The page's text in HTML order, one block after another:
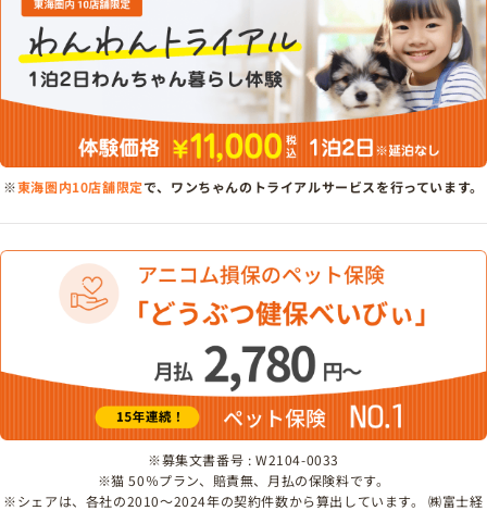
※東海圏内10店舗限定で、ワンちゃんのトライアルサービスを行っています。
※募集文書番号 : W2104-0033
※猫 50％プラン、賠責無、月払の保険料です。
※シェアは、各社の2010～2024年の契約件数から算出しています。 ㈱富士経